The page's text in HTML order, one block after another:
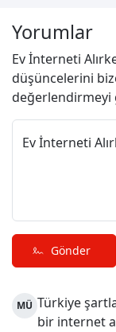
Yorumlar
Ev İnterneti
düşüncelerini
değerlendirmeyi
Gönder
MÜ Türkiye
bir internet